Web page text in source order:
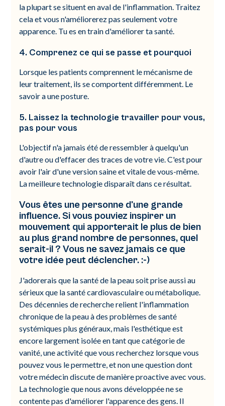
la plupart se situent en aval de l'inflammation. Traitez
cela et vous n'améliorerez pas seulement votre
apparence. Tu es en train d'améliorer ta santé.
4. Comprenez ce qui se passe et pourquoi
Lorsque les patients comprennent le mécanisme de
leur traitement, ils se comportent différemment. Le
savoir a une posture.
5. Laissez la technologie travailler pour vous,
pas pour vous
L'objectif n'a jamais été de ressembler à quelqu'un
d'autre ou d'effacer des traces de votre vie. C'est pour
avoir l'air d'une version saine et vitale de vous-même.
La meilleure technologie disparaît dans ce résultat.
Vous êtes une personne d'une grande
influence. Si vous pouviez inspirer un
mouvement qui apporterait le plus de bien
au plus grand nombre de personnes, quel
serait-il ? Vous ne savez jamais ce que
votre idée peut déclencher. :-)
J'adorerais que la santé de la peau soit prise aussi au
sérieux que la santé cardiovasculaire ou métabolique.
Des décennies de recherche relient l'inflammation
chronique de la peau à des problèmes de santé
systémiques plus généraux, mais l'esthétique est
encore largement isolée en tant que catégorie de
vanité, une activité que vous recherchez lorsque vous
pouvez vous le permettre, et non une question dont
votre médecin discute de manière proactive avec vous.
La technologie que nous avons développée ne se
contente pas d'améliorer l'apparence des gens. Il